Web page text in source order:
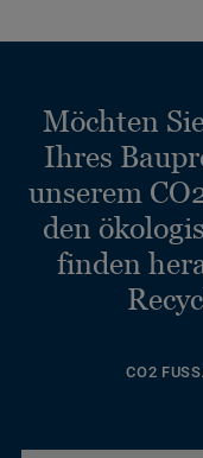
Möchten
Ihres
unserem
den
finden
CO2